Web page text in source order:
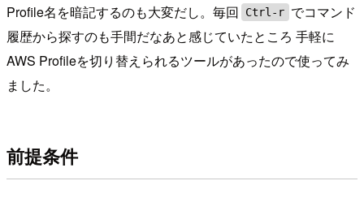
Profile名を暗記するのも大変だし。毎回 Ctrl-r でコマンド
履歴から探すのも手間だなあと感じていたところ 手軽に
AWS Profileを切り替えられるツールがあったので使ってみ
ました。
前提条件